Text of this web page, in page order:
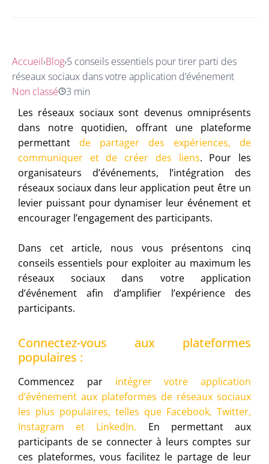
Accueil›Blog›5 conseils essentiels pour tirer parti des
réseaux sociaux dans votre application d’événement
Non classé
3 min
Les réseaux sociaux sont devenus omniprésents
dans notre quotidien, offrant une plateforme
permettant de partager des expériences, de
communiquer et de créer des liens. Pour les
organisateurs d’événements, l’intégration des
réseaux sociaux dans leur application peut être un
levier puissant pour dynamiser leur événement et
encourager l’engagement des participants.
Dans cet article, nous vous présentons cinq
conseils essentiels pour exploiter au maximum les
réseaux sociaux dans votre application
d’événement afin d’amplifier l’expérience des
participants.
Connectez-vous aux plateformes
populaires :
Commencez par intégrer votre application
d’événement aux plateformes de réseaux sociaux
les plus populaires, telles que Facebook, Twitter,
Instagram et LinkedIn. En permettant aux
participants de se connecter à leurs comptes sur
ces plateformes, vous facilitez le partage de leur